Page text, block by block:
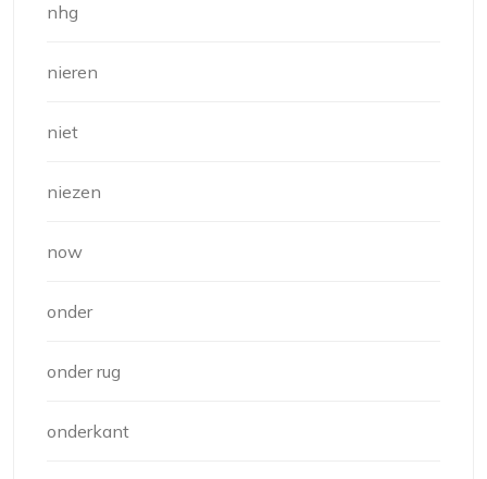
nhg
nieren
niet
niezen
now
onder
onder rug
onderkant